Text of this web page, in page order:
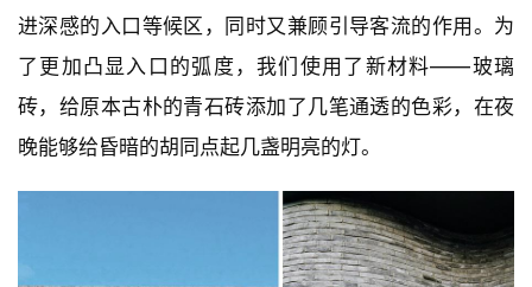
进深感的入口等候区，同时又兼顾引导客流的作用。为
了更加凸显入口的弧度，我们使用了新材料——玻璃
砖，给原本古朴的青石砖添加了几笔通透的色彩，在夜
晚能够给昏暗的胡同点起几盏明亮的灯。